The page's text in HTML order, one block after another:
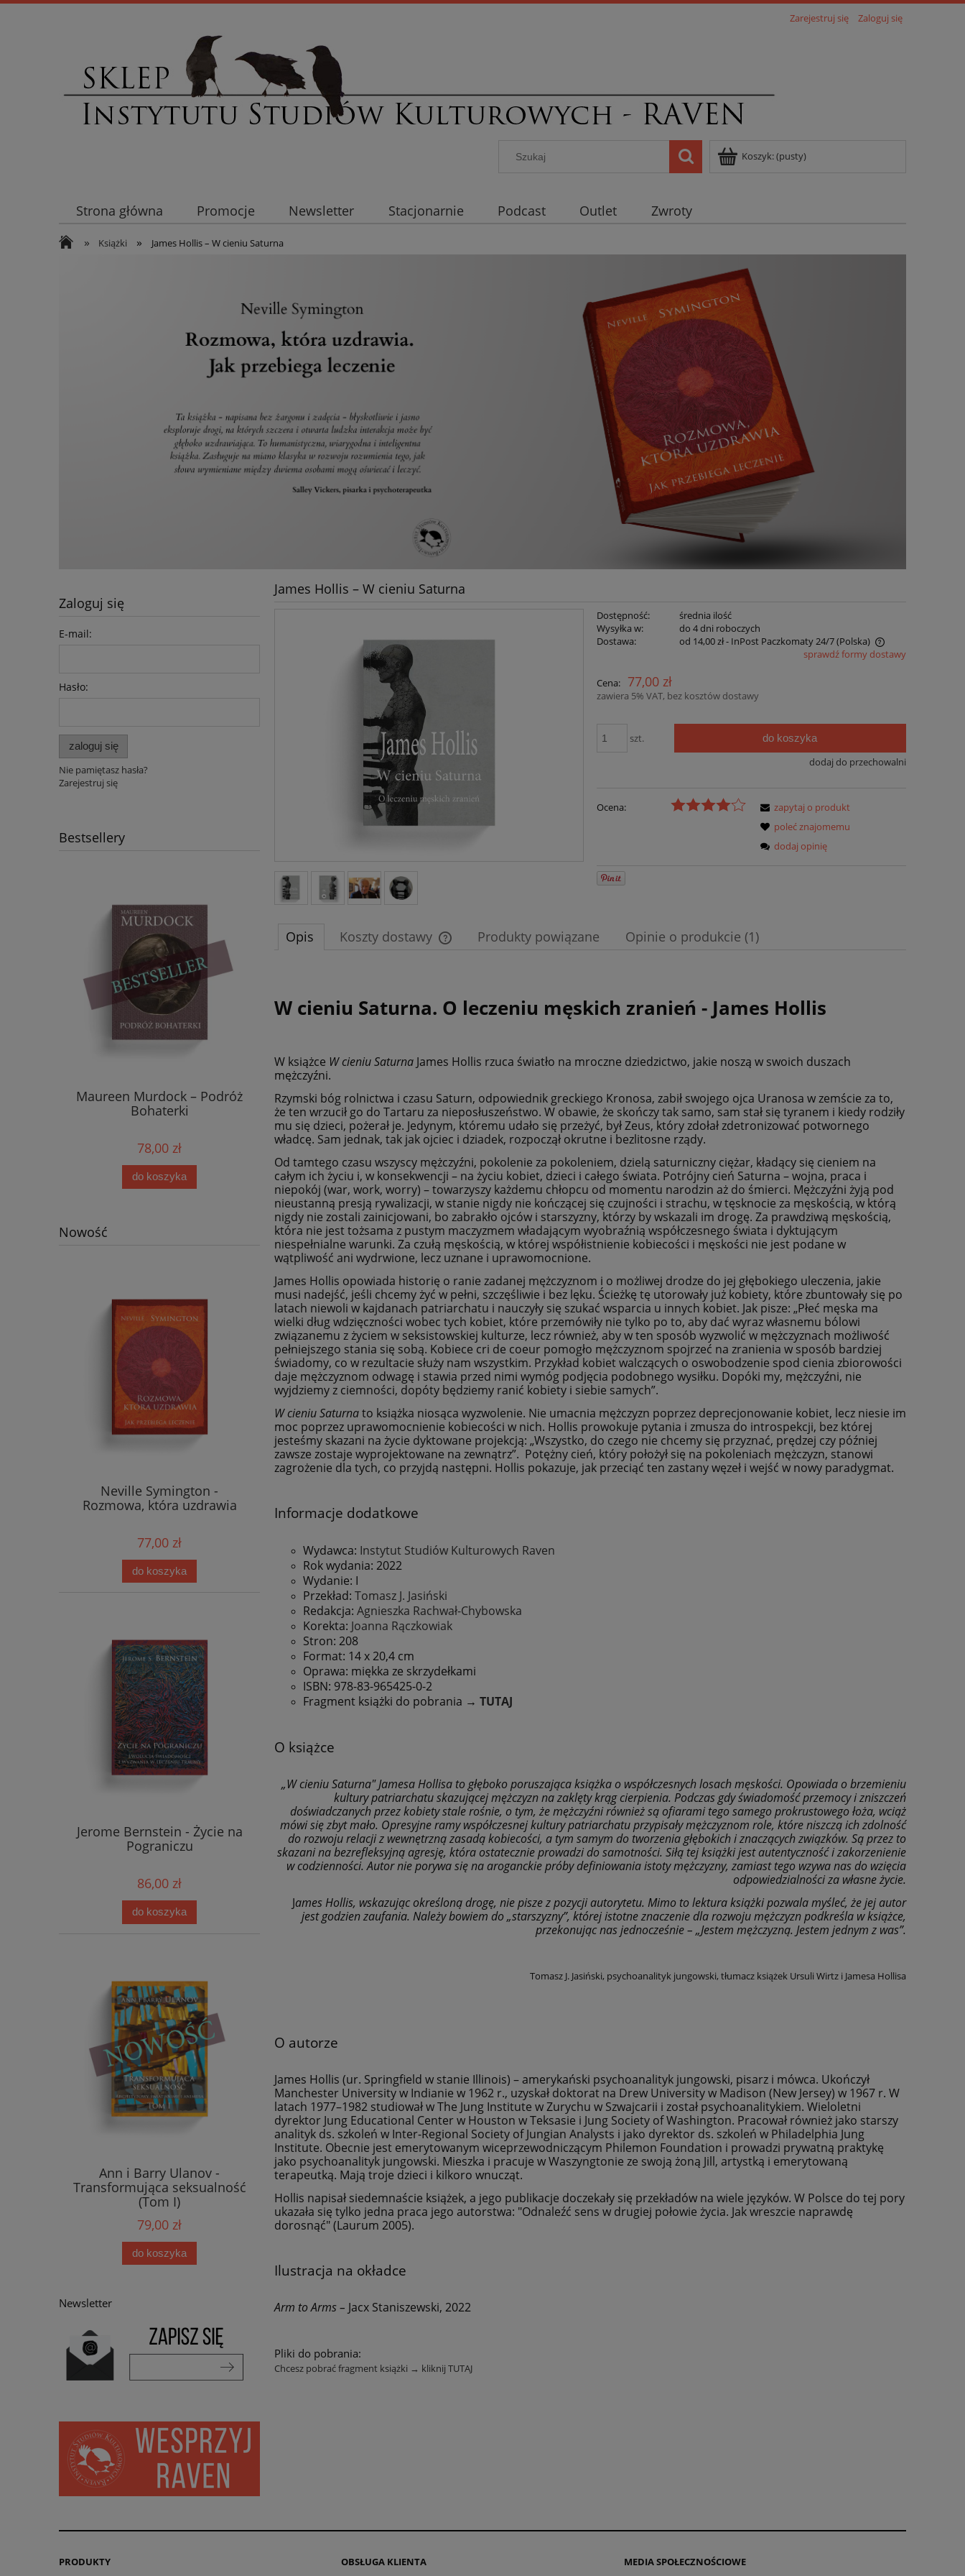
Zarejestruj się Zaloguj się
Koszyk:(pusty)
Strona główna Promocje Newsletter Stacjonarnie Podcast Outlet Zwroty
» Książki » James Hollis – W cieniu Saturna
Zaloguj się
E-mail:
Hasło:
zaloguj się
Nie pamiętasz hasła?
Zarejestruj się
Bestsellery
Maureen Murdock – Podróż
Bohaterki
78,00 zł
do koszyka
Nowość
Neville Symington -
Rozmowa, która uzdrawia
77,00 zł
do koszyka
Jerome Bernstein - Życie na
Pograniczu
86,00 zł
do koszyka
Ann i Barry Ulanov -
Transformująca seksualność
(Tom I)
79,00 zł
do koszyka
Newsletter
James Hollis – W cieniu Saturna
Dostępność:
średnia ilość
Wysyłka w:
do 4 dni roboczych
Dostawa:
od 14,00 zł- InPost Paczkomaty 24/7(Polska)
sprawdź formy dostawy
Cena: 77,00 zł
zawiera 5% VAT, bez kosztów dostawy
szt. do koszyka
dodaj do przechowalni
Ocena:
zapytaj o produkt
poleć znajomemu
dodaj opinię
Opis Koszty dostawy Produkty powiązane Opinie o produkcie (1)
W cieniu Saturna. O leczeniu męskich zranień - James Hollis
W książce W cieniu Saturna James Hollis rzuca światło na mroczne dziedzictwo, jakie noszą w swoich duszach
mężczyźni.
Rzymski bóg rolnictwa i czasu Saturn, odpowiednik greckiego Kronosa, zabił swojego ojca Uranosa w zemście za to,
że ten wrzucił go do Tartaru za nieposłuszeństwo. W obawie, że skończy tak samo, sam stał się tyranem i kiedy rodziły
mu się dzieci, pożerał je. Jedynym, któremu udało się przeżyć, był Zeus, który zdołał zdetronizować potwornego
władcę. Sam jednak, tak jak ojciec i dziadek, rozpoczął okrutne i bezlitosne rządy.
Od tamtego czasu wszyscy mężczyźni, pokolenie za pokoleniem, dzielą saturniczny ciężar, kładący się cieniem na
całym ich życiu i, w konsekwencji – na życiu kobiet, dzieci i całego świata. Potrójny cień Saturna – wojna, praca i
niepokój (war, work, worry) – towarzyszy każdemu chłopcu od momentu narodzin aż do śmierci. Mężczyźni żyją pod
nieustanną presją rywalizacji, w stanie nigdy nie kończącej się czujności i strachu, w tęsknocie za męskością, w którą
nigdy nie zostali zainicjowani, bo zabrakło ojców i starszyzny, którzy by wskazali im drogę. Za prawdziwą męskością,
która nie jest tożsama z pustym maczyzmem władającym wyobraźnią współczesnego świata i dyktującym
niespełnialne warunki. Za czułą męskością, w której współistnienie kobiecości i męskości nie jest podane w
wątpliwość ani wydrwione, lecz uznane i uprawomocnione.
James Hollis opowiada historię o ranie zadanej mężczyznom i o możliwej drodze do jej głębokiego uleczenia, jakie
musi nadejść, jeśli chcemy żyć w pełni, szczęśliwie i bez lęku. Ścieżkę tę utorowały już kobiety, które zbuntowały się po
latach niewoli w kajdanach patriarchatu i nauczyły się szukać wsparcia u innych kobiet. Jak pisze: „Płeć męska ma
wielki dług wdzięczności wobec tych kobiet, które przemówiły nie tylko po to, aby dać wyraz własnemu bólowi
związanemu z życiem w seksistowskiej kulturze, lecz również, aby w ten sposób wyzwolić w mężczyznach możliwość
pełniejszego stania się sobą. Kobiece cri de coeur pomogło mężczyznom spojrzeć na zranienia w sposób bardziej
świadomy, co w rezultacie służy nam wszystkim. Przykład kobiet walczących o oswobodzenie spod cienia zbiorowości
daje mężczyznom odwagę i stawia przed nimi wymóg podjęcia podobnego wysiłku. Dopóki my, mężczyźni, nie
wyjdziemy z ciemności, dopóty będziemy ranić kobiety i siebie samych”.
W cieniu Saturnato książka niosąca wyzwolenie. Nie umacnia mężczyzn poprzez deprecjonowanie kobiet, lecz niesie im
moc poprzez uprawomocnienie kobiecości w nich. Hollis prowokuje pytania i zmusza do introspekcji, bez której
jesteśmy skazani na życie dyktowane projekcją: „Wszystko, do czego nie chcemy się przyznać, prędzej czy później
zawsze zostaje wyprojektowane na zewnątrz”. Potężny cień, który położył się na pokoleniach mężczyzn, stanowi
zagrożenie dla tych, co przyjdą następni. Hollis pokazuje, jak przeciąć ten zastany węzeł i wejść w nowy paradygmat.
Informacje dodatkowe
Wydawca: Instytut Studiów Kulturowych Raven
Rok wydania: 2022
Wydanie: I
Przekład: Tomasz J. Jasiński
Redakcja: Agnieszka Rachwał-Chybowska
Korekta: Joanna Rączkowiak
Stron: 208
Format: 14 x 20,4 cm
Oprawa: miękka ze skrzydełkami
ISBN: 978-83-965425-0-2
Fragment książki do pobrania → TUTAJ
O książce
„W cieniu Saturna" Jamesa Hollisa to głęboko poruszająca książka o współczesnych losach męskości. Opowiada o brzemieniu
kultury patriarchatu skazującej mężczyzn na zaklęty krąg cierpienia. Podczas gdy świadomość przemocy i zniszczeń
doświadczanych przez kobiety stale rośnie, o tym, że mężczyźni również są ofiarami tego samego prokrustowego łoża, wciąż
mówi się zbyt mało. Opresyjne ramy współczesnej kultury patriarchatu przypisały mężczyznom role, które niszczą ich zdolność
do rozwoju relacji z wewnętrzną zasadą kobiecości, a tym samym do tworzenia głębokich i znaczących związków. Są przez to
skazani na bezrefleksyjną agresję, która ostatecznie prowadzi do samotności. Siłą tej książki jest autentyczność i zakorzenienie
w codzienności. Autor nie porywa się na aroganckie próby definiowania istoty mężczyzny, zamiast tego wzywa nas do wzięcia
odpowiedzialności za własne życie.
James Hollis, wskazując określoną drogę, nie pisze z pozycji autorytetu. Mimo to lektura książki pozwala myśleć, że jej autor
jest godzien zaufania. Należy bowiem do „starszyzny”, której istotne znaczenie dla rozwoju mężczyzn podkreśla w książce,
przekonując nas jednocześnie – „Jestem mężczyzną. Jestem jednym z was”.
Tomasz J. Jasiński, psychoanalityk jungowski, tłumacz książek Ursuli Wirtz i Jamesa Hollisa
O autorze
James Hollis (ur. Springfield w stanie Illinois) – amerykański psychoanalityk jungowski, pisarz i mówca. Ukończył
Manchester University w Indianie w 1962 r., uzyskał doktorat na Drew University w Madison (New Jersey) w 1967 r. W
latach 1977–1982 studiował w The Jung Institute w Zurychu w Szwajcarii i został psychoanalitykiem. Wieloletni
dyrektor Jung Educational Center w Houston w Teksasie i Jung Society of Washington. Pracował również jako starszy
analityk ds. szkoleń w Inter-Regional Society of Jungian Analysts i jako dyrektor ds. szkoleń w Philadelphia Jung
Institute. Obecnie jest emerytowanym wiceprzewodniczącym Philemon Foundation i prowadzi prywatną praktykę
jako psychoanalityk jungowski. Mieszka i pracuje w Waszyngtonie ze swoją żoną Jill, artystką i emerytowaną
terapeutką. Mają troje dzieci i kilkoro wnucząt.
Hollis napisał siedemnaście książek, a jego publikacje doczekały się przekładów na wiele języków. W Polsce do tej pory
ukazała się tylko jedna praca jego autorstwa: "Odnaleźć sens w drugiej połowie życia. Jak wreszcie naprawdę
dorosnąć" (Laurum 2005).
Ilustracja na okładce
Arm to Arms – Jacx Staniszewski, 2022
Pliki do pobrania:
Chcesz pobrać fragment książki → kliknij TUTAJ
PRODUKTY OBSŁUGA KLIENTA MEDIA SPOŁECZNOŚCIOWE